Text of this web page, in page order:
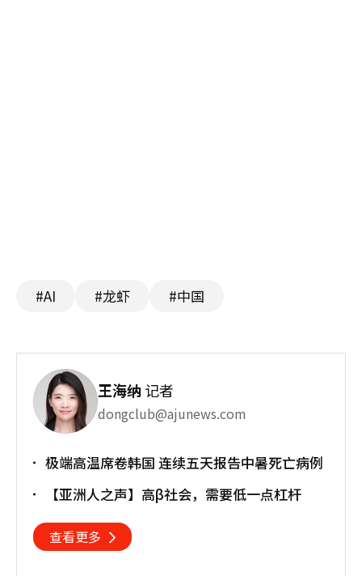
#AI #龙虾 #中国
王海纳 记者
dongclub@ajunews.com
极端高温席卷韩国 连续五天报告中暑死亡病例
【亚洲人之声】高β社会，需要低一点杠杆
查看更多